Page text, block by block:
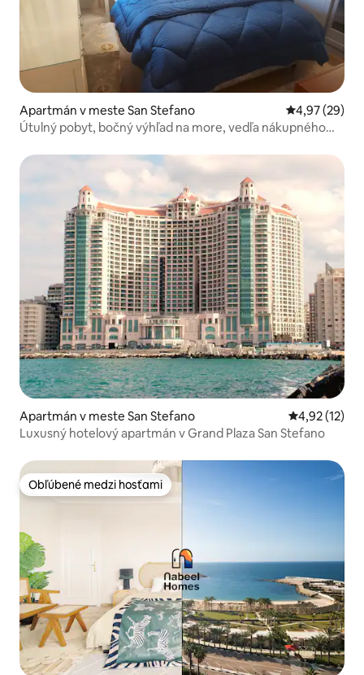
Apartmán v meste San Stefano Priemerné
4,97 (29)
Útulný pobyt, bočný výhľad na more, vedľa nákupného
Apartmán v meste San Stefano Priemerné
4,92 (12)
Luxusný hotelový apartmán v Grand Plaza San Stefano
Obľúbené medzi hosťami
Obľúbené medzi hosťami